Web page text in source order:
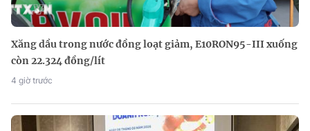
Xăng dầu trong nước đồng loạt giảm, E10RON95-III xuống
còn 22.324 đồng/lít
4 giờ trước